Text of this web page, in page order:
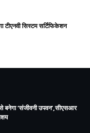
टीएनवी सिस्टम सर्टिफिकेशन
से बनेगा ‘संजीवनी उपवन’,सीएसआर